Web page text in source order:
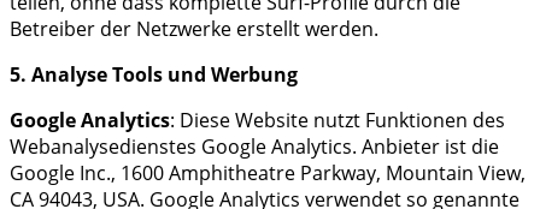
Betreiber der Netzwerke erstellt werden.
5. Analyse Tools und Werbung
Google Analytics: Diese Website nutzt Funktionen des
Webanalysedienstes Google Analytics. Anbieter ist die
Google Inc., 1600 Amphitheatre Parkway, Mountain View,
CA 94043, USA. Google Analytics verwendet so genannte